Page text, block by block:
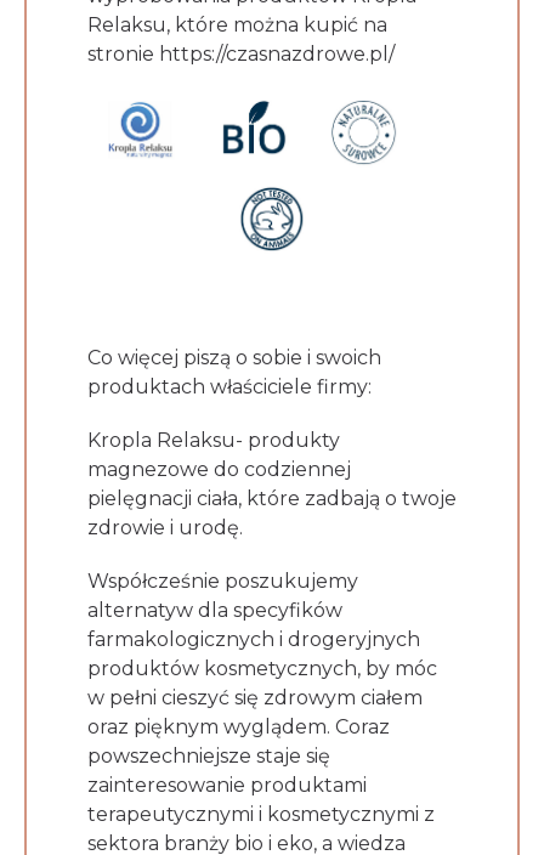
Relaksu, które można kupić na
stronie https://czasnazdrowe.pl/
Co więcej piszą o sobie i swoich
produktach właściciele firmy:
Kropla Relaksu- produkty
magnezowe do codziennej
pielęgnacji ciała, które zadbają o twoje
zdrowie i urodę.
Współcześnie poszukujemy
alternatyw dla specyfików
farmakologicznych i drogeryjnych
produktów kosmetycznych, by móc
w pełni cieszyć się zdrowym ciałem
oraz pięknym wyglądem. Coraz
powszechniejsze staje się
zainteresowanie produktami
terapeutycznymi i kosmetycznymi z
sektora branży bio i eko, a wiedza